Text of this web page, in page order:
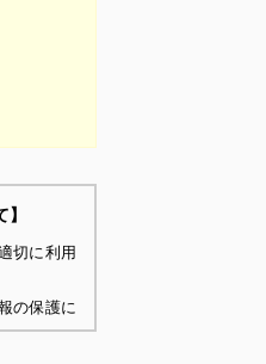
切に利用
の保護に